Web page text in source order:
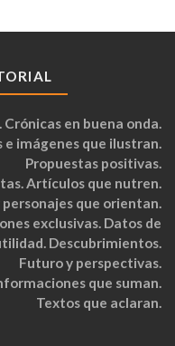
en buena onda.
e imágenes que ilustran.
Propuestas positivas.
Artículos que nutren.
personajes que orientan.
exclusivas. Datos de
Descubrimientos.
Futuro y perspectivas.
que suman.
Textos que aclaran.